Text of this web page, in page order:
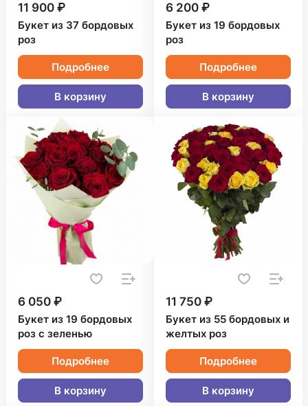
11 900 ₽
Букет из 37 бордовых
роз
Подробнее
В корзину
6 200 ₽
Букет из 19 бордовых
роз
Подробнее
В корзину
6 050 ₽
Букет из 19 бордовых
роз с зеленью
Подробнее
В корзину
11 750 ₽
Букет из 55 бордовых и
желтых роз
Подробнее
В корзину